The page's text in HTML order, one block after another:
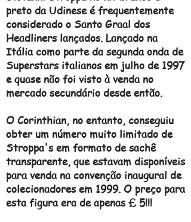
preto da Udinese é frequentemente
considerado o Santo Graal dos
Headliners lançados. Lançado na
Itália como parte da segunda onda de
Superstars italianos em julho de 1997
e quase não foi visto à venda no
mercado secundário desde então.
O Corinthian, no entanto, conseguiu
obter um número muito limitado de
Stroppa's em formato de sachê
transparente, que estavam disponíveis
para venda na convenção inaugural de
colecionadores em 1999. O preço para
esta figura era de apenas £ 5!!!